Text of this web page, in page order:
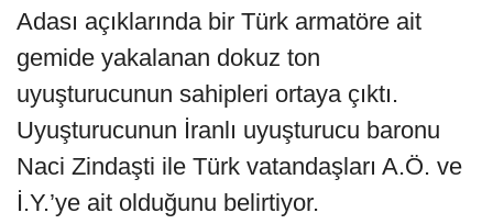
Adası açıklarında bir Türk armatöre ait
gemide yakalanan dokuz ton
uyuşturucunun sahipleri ortaya çıktı.
Uyuşturucunun İranlı uyuşturucu baronu
Naci Zindaşti ile Türk vatandaşları A.Ö. ve
İ.Y.’ye ait olduğunu belirtiyor.